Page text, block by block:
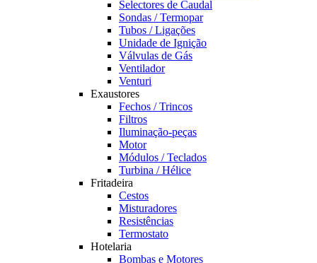
Selectores de Caudal
Sondas / Termopar
Tubos / Ligações
Unidade de Ignição
Válvulas de Gás
Ventilador
Venturi
Exaustores
Fechos / Trincos
Filtros
Iluminação-peças
Motor
Módulos / Teclados
Turbina / Hélice
Fritadeira
Cestos
Misturadores
Resistências
Termostato
Hotelaria
Bombas e Motores